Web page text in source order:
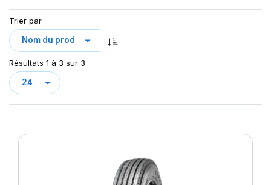
Trier par
Résultats 1 à 3 sur 3